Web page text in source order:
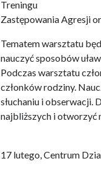
Treningu
Zastępowania Agresji
Tematem warsztatu
nauczyć sposobów
Podczas warsztatu
członków rodziny.
słuchaniu i obserwacji.
najbliższych i otworzyć
17 lutego, Centrum